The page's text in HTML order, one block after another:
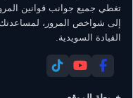
تغطي جميع جوانب قوانين
إلى شواخص المرور، لمساعدتك
القيادة السويدية.